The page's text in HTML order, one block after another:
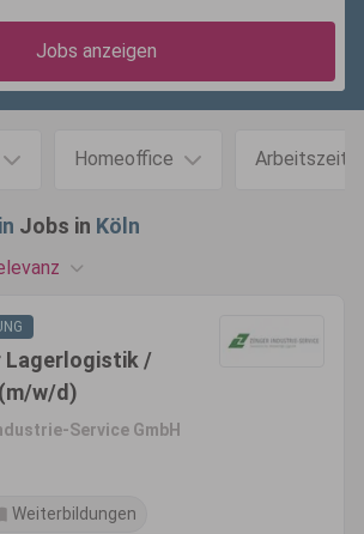
Jobs anzeigen
Homeoffice Arbeitszeit
Jobs in Köln
/
w/d)
Service GmbH
Weiterbildungen